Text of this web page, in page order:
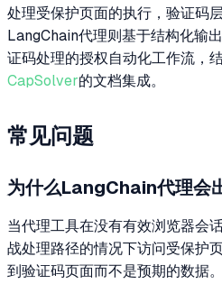
处理受保护页面的执行，验证码
LangChain代理则基于结构化输
证码处理的授权自动化工作流，
CapSolver的文档集成。
常见问题
为什么LangChain代理会
当代理工具在没有有效浏览器会
战处理路径的情况下访问受保护
到验证码页面而不是预期的数据。